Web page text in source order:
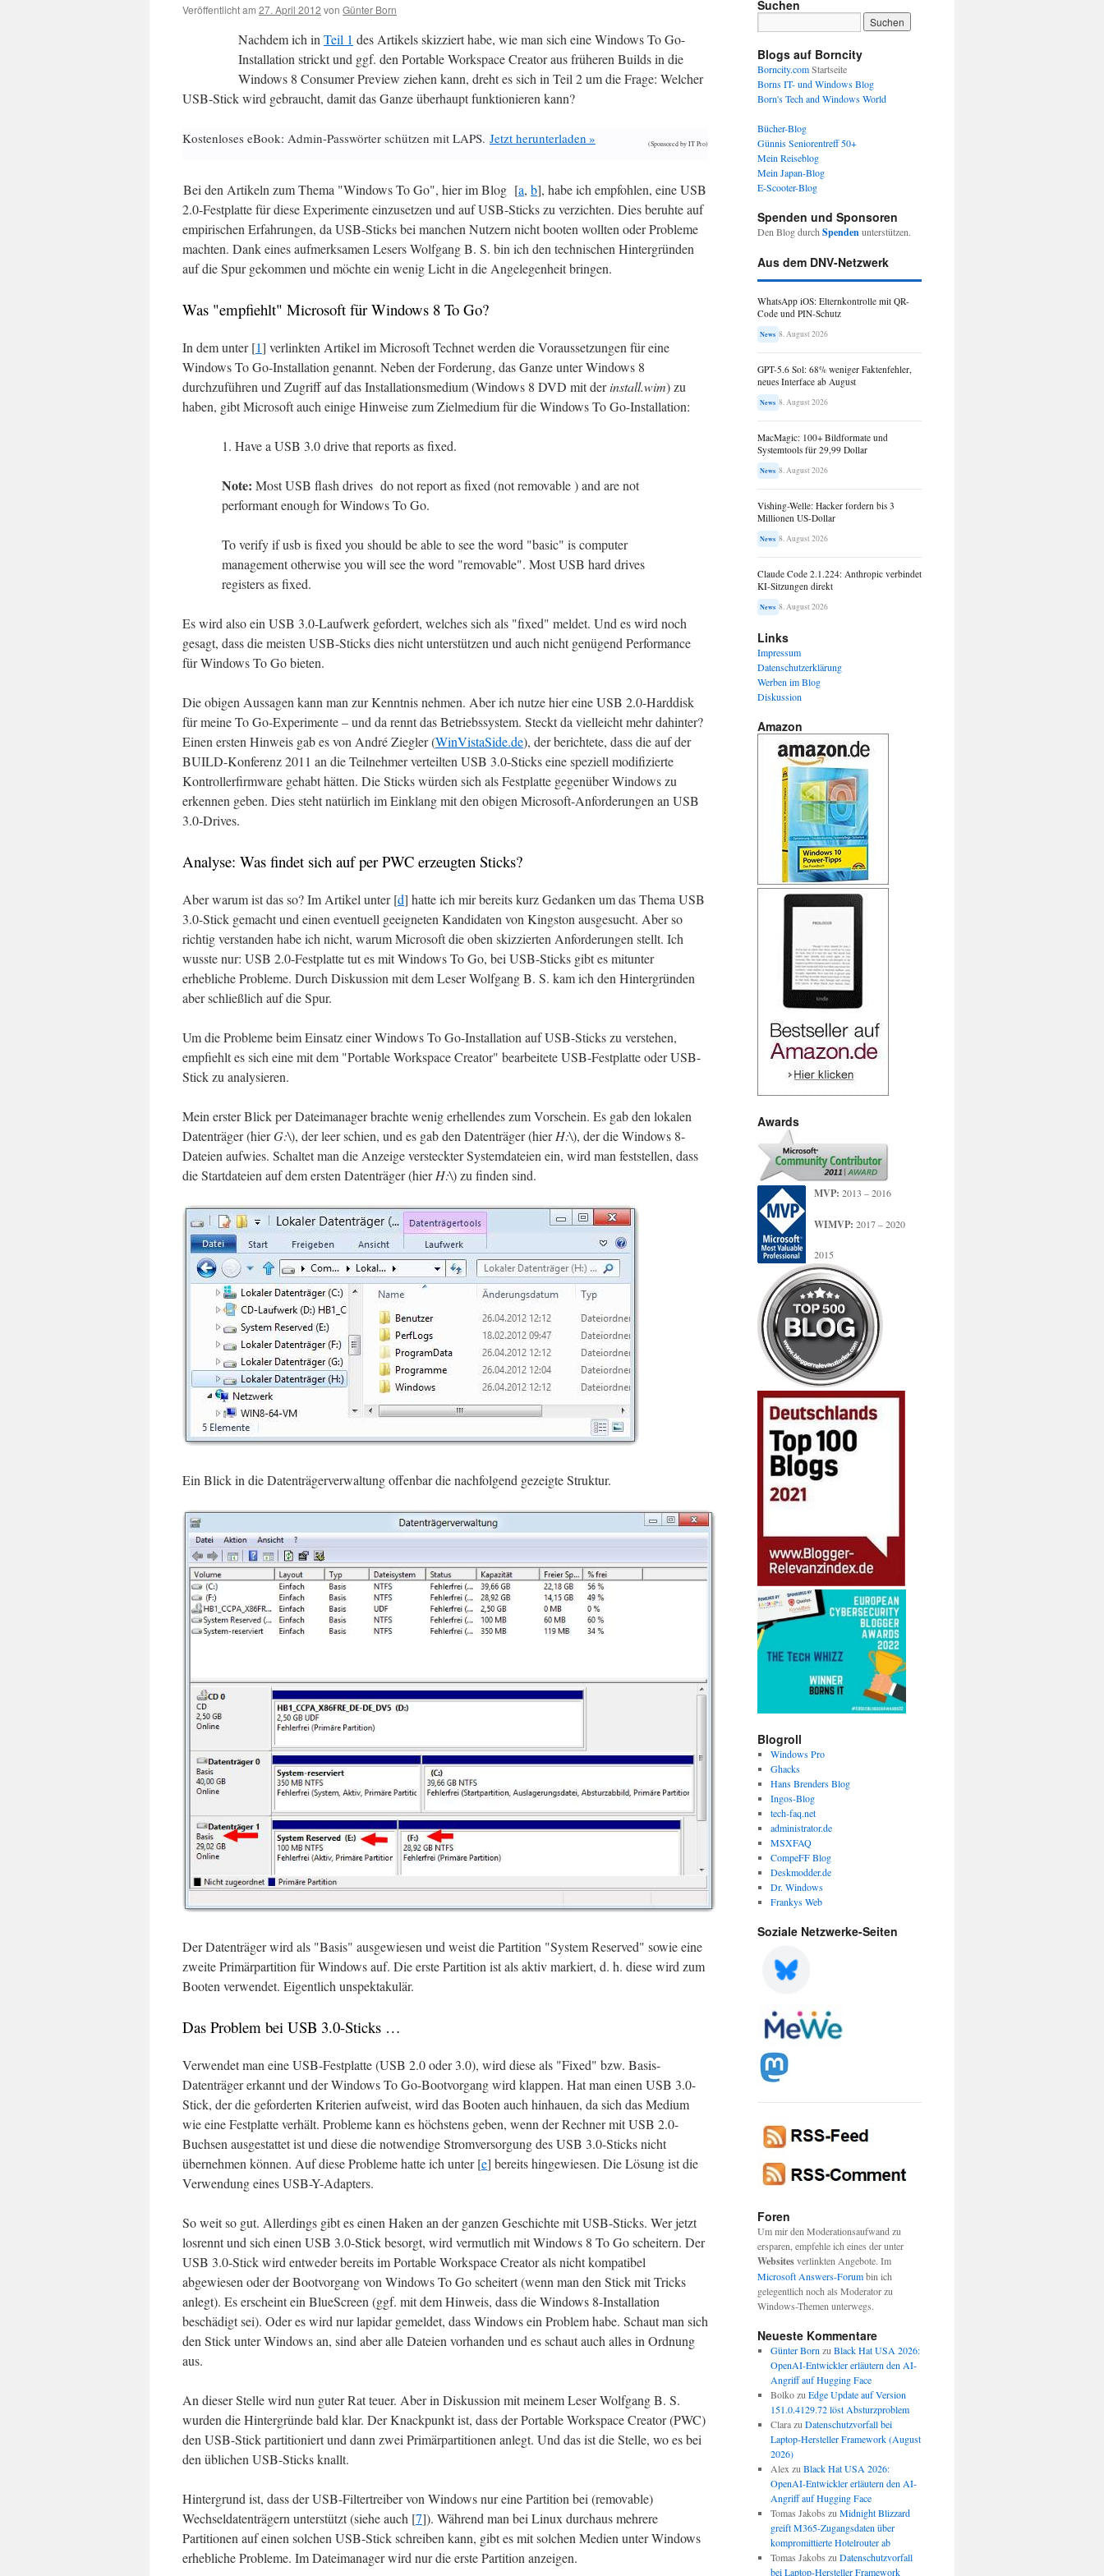
Veröffentlicht am 27. April 2012 von Günter Born
Nachdem ich in Teil 1 des Artikels skizziert habe, wie man sich eine Windows To Go-
Installation strickt und ggf. den Portable Workspace Creator aus früheren Builds in die
Windows 8 Consumer Preview ziehen kann, dreht es sich in Teil 2 um die Frage: Welcher
USB-Stick wird gebraucht, damit das Ganze überhaupt funktionieren kann?
Kostenloses eBook: Admin-Passwörter schützen mit LAPS. Jetzt herunterladen » (Sponsored by IT Pro)
Bei den Artikeln zum Thema "Windows To Go", hier im Blog [a, b], habe ich empfohlen, eine USB
2.0-Festplatte für diese Experimente einzusetzen und auf USB-Sticks zu verzichten. Dies beruhte auf
empirischen Erfahrungen, da USB-Sticks bei manchen Nutzern nicht booten wollten oder Probleme
machten. Dank eines aufmerksamen Lesers Wolfgang B. S. bin ich den technischen Hintergründen
auf die Spur gekommen und möchte ein wenig Licht in die Angelegenheit bringen.
Was "empfiehlt" Microsoft für Windows 8 To Go?
In dem unter [1] verlinkten Artikel im Microsoft Technet werden die Voraussetzungen für eine
Windows To Go-Installation genannt. Neben der Forderung, das Ganze unter Windows 8
durchzuführen und Zugriff auf das Installationsmedium (Windows 8 DVD mit derinstall.wim) zu
haben, gibt Microsoft auch einige Hinweise zum Zielmedium für die Windows To Go-Installation:
1. Have a USB 3.0 drive that reports as fixed.
Note: Most USB flash drives do not report as fixed (not removable ) and are not
performant enough for Windows To Go.
To verify if usb is fixed you should be able to see the word "basic" is computer
management otherwise you will see the word "removable". Most USB hard drives
registers as fixed.
Es wird also ein USB 3.0-Laufwerk gefordert, welches sich als "fixed" meldet. Und es wird noch
gesagt, dass die meisten USB-Sticks dies nicht unterstützen und auch nicht genügend Performance
für Windows To Go bieten.
Die obigen Aussagen kann man zur Kenntnis nehmen. Aber ich nutze hier eine USB 2.0-Harddisk
für meine To Go-Experimente – und da rennt das Betriebssystem. Steckt da vielleicht mehr dahinter?
Einen ersten Hinweis gab es von André Ziegler (WinVistaSide.de), der berichtete, dass die auf der
BUILD-Konferenz 2011 an die Teilnehmer verteilten USB 3.0-Sticks eine speziell modifizierte
Kontrollerfirmware gehabt hätten. Die Sticks würden sich als Festplatte gegenüber Windows zu
erkennen geben. Dies steht natürlich im Einklang mit den obigen Microsoft-Anforderungen an USB
3.0-Drives.
Analyse: Was findet sich auf per PWC erzeugten Sticks?
Aber warum ist das so? Im Artikel unter [d] hatte ich mir bereits kurz Gedanken um das Thema USB
3.0-Stick gemacht und einen eventuell geeigneten Kandidaten von Kingston ausgesucht. Aber so
richtig verstanden habe ich nicht, warum Microsoft die oben skizzierten Anforderungen stellt. Ich
wusste nur: USB 2.0-Festplatte tut es mit Windows To Go, bei USB-Sticks gibt es mitunter
erhebliche Probleme. Durch Diskussion mit dem Leser Wolfgang B. S. kam ich den Hintergründen
aber schließlich auf die Spur.
Um die Probleme beim Einsatz einer Windows To Go-Installation auf USB-Sticks zu verstehen,
empfiehlt es sich eine mit dem "Portable Workspace Creator" bearbeitete USB-Festplatte oder USB-
Stick zu analysieren.
Mein erster Blick per Dateimanager brachte wenig erhellendes zum Vorschein. Es gab den lokalen
Datenträger (hierG:\), der leer schien, und es gab den Datenträger (hierH:\), der die Windows 8-
Dateien aufwies. Schaltet man die Anzeige versteckter Systemdateien ein, wird man feststellen, dass
die Startdateien auf dem ersten Datenträger (hierH:\) zu finden sind.
Ein Blick in die Datenträgerverwaltung offenbar die nachfolgend gezeigte Struktur.
Der Datenträger wird als "Basis" ausgewiesen und weist die Partition "System Reserved" sowie eine
zweite Primärpartition für Windows auf. Die erste Partition ist als aktiv markiert, d. h. diese wird zum
Booten verwendet. Eigentlich unspektakulär.
Das Problem bei USB 3.0-Sticks …
Verwendet man eine USB-Festplatte (USB 2.0 oder 3.0), wird diese als "Fixed" bzw. Basis-
Datenträger erkannt und der Windows To Go-Bootvorgang wird klappen. Hat man einen USB 3.0-
Stick, der die geforderten Kriterien aufweist, wird das Booten auch hinhauen, da sich das Medium
wie eine Festplatte verhält. Probleme kann es höchstens geben, wenn der Rechner mit USB 2.0-
Buchsen ausgestattet ist und diese die notwendige Stromversorgung des USB 3.0-Sticks nicht
übernehmen können. Auf diese Probleme hatte ich unter [e] bereits hingewiesen. Die Lösung ist die
Verwendung eines USB-Y-Adapters.
So weit so gut. Allerdings gibt es einen Haken an der ganzen Geschichte mit USB-Sticks. Wer jetzt
losrennt und sich einen USB 3.0-Stick besorgt, wird vermutlich mit Windows 8 To Go scheitern. Der
USB 3.0-Stick wird entweder bereits im Portable Workspace Creator als nicht kompatibel
abgewiesen oder der Bootvorgang von Windows To Go scheitert (wenn man den Stick mit Tricks
anlegt). Es erscheint ein BlueScreen (ggf. mit dem Hinweis, dass die Windows 8-Installation
beschädigt sei). Oder es wird nur lapidar gemeldet, dass Windows ein Problem habe. Schaut man sich
den Stick unter Windows an, sind aber alle Dateien vorhanden und es schaut auch alles in Ordnung
aus.
An dieser Stelle wird nun guter Rat teuer. Aber in Diskussion mit meinem Leser Wolfgang B. S.
wurden die Hintergründe bald klar. Der Knackpunkt ist, dass der Portable Workspace Creator (PWC)
den USB-Stick partitioniert und dann zwei Primärpartitionen anlegt. Und das ist die Stelle, wo es bei
den üblichen USB-Sticks knallt.
Hintergrund ist, dass der USB-Filtertreiber von Windows nur eine Partition bei (removable)
Wechseldatenträgern unterstützt (siehe auch [7]). Während man bei Linux durchaus mehrere
Partitionen auf einen solchen USB-Stick schreiben kann, gibt es mit solchen Medien unter Windows
erhebliche Probleme. Im Dateimanager wird nur die erste Partition anzeigen.
Suchen
Blogs auf Borncity
Borncity.comStartseite
Borns IT- und Windows Blog
Born's Tech and Windows World
Bücher-Blog
Günnis Seniorentreff 50+
Mein Reiseblog
Mein Japan-Blog
E-Scooter-Blog
Spenden und Sponsoren
Den Blog durch Spendenunterstützen.
Aus dem DNV-Netzwerk
WhatsApp iOS: Elternkontrolle mit QR-
Code und PIN-Schutz
News 8. August 2026
GPT-5.6 Sol: 68% weniger Faktenfehler,
neues Interface ab August
News 8. August 2026
MacMagic: 100+ Bildformate und
Systemtools für 29,99 Dollar
News 8. August 2026
Vishing-Welle: Hacker fordern bis 3
Millionen US-Dollar
News 8. August 2026
Claude Code 2.1.224: Anthropic verbindet
KI-Sitzungen direkt
News 8. August 2026
Links
Impressum
Datenschutzerklärung
Werben im Blog
Diskussion
Amazon
Awards
MVP: 2013 – 2016
WIMVP: 2017 – 2020
2015
Blogroll
Windows Pro
Ghacks
Hans Brenders Blog
Ingos-Blog
tech-faq.net
administrator.de
MSXFAQ
CompeFF Blog
Deskmodder.de
Dr. Windows
Frankys Web
Soziale Netzwerke-Seiten
Foren
Um mir den Moderationsaufwand zu
ersparen, empfehle ich eines der unter
Websitesverlinkten Angebote. Im
Microsoft Answers-Forumbin ich
gelegentlich noch als Moderator zu
Windows-Themen unterwegs.
Neueste Kommentare
Günter Born zu Black Hat USA 2026:
OpenAI-Entwickler erläutern den AI-
Angriff auf Hugging Face
Bolkozu Edge Update auf Version
151.0.4129.72 löst Absturzproblem
Clarazu Datenschutzvorfall bei
Laptop-Hersteller Framework (August
2026)
Alex zu Black Hat USA 2026:
OpenAI-Entwickler erläutern den AI-
Angriff auf Hugging Face
Tomas Jakobs zu Midnight Blizzard
greift M365-Zugangsdaten über
kompromittierte Hotelrouter ab
Tomas Jakobs zu Datenschutzvorfall
bei Laptop-Hersteller Framework